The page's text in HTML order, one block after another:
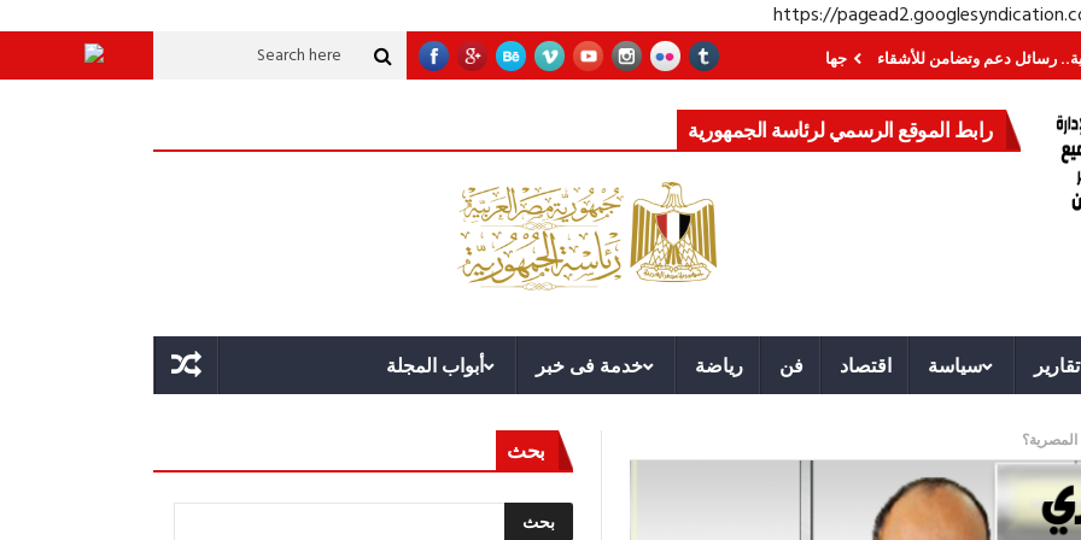
https://
وتضامن للأشقاء جهاز مستقبل مصر نموذجا.. لماذا تُنشئ الدول كيانات تنموية عملاقة؟ قوة الدولة.. عندما يصبح التخطيط خط الدفاع الأول القيادة
رابط الموقع الرسمي لرئاسة الجمهورية
تقارير سياسة اقتصاد فن رياضة خدمة فى خبر أبواب المجلة
بحث